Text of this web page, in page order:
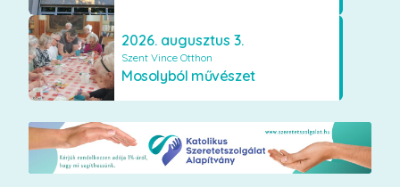
2026. augusztus 3.
Szent Vince Otthon
Mosolyból művészet